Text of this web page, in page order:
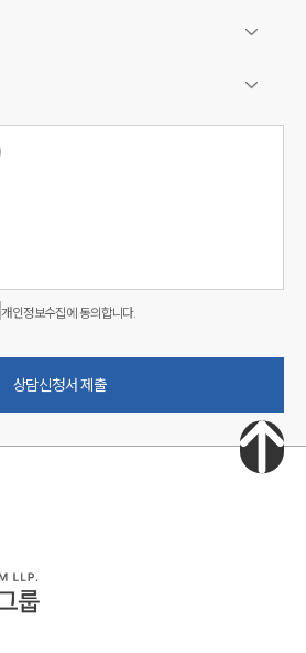
개인정보수집에 동의합니다.
상담신청서 제출